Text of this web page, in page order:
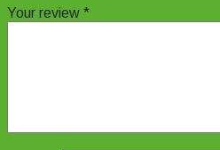
Your review *